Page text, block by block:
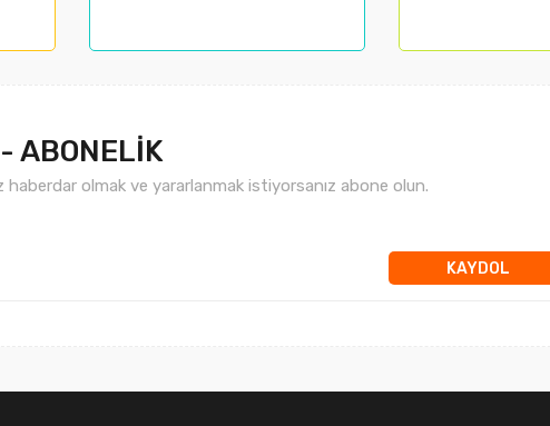
ABONELİK
olmak ve yararlanmak istiyorsanız abone olun.
KAYDOL